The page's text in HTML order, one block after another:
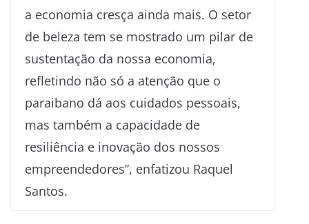
a economia cresça ainda mais. O setor
de beleza tem se mostrado um pilar de
sustentação da nossa economia,
refletindo não só a atenção que o
paraibano dá aos cuidados pessoais,
mas também a capacidade de
resiliência e inovação dos nossos
empreendedores”, enfatizou Raquel
Santos.